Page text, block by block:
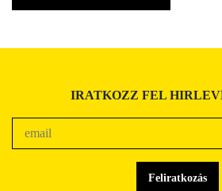
IRATKOZZ FEL